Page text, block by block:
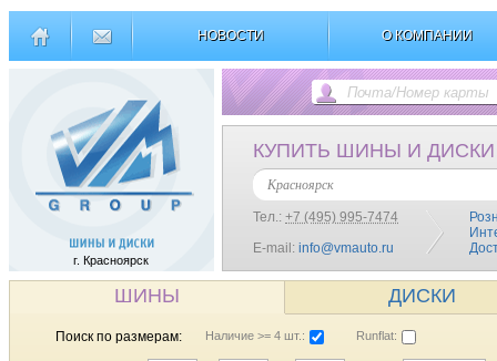
НОВОСТИ О КОМПАНИИ
г. Красноярск
КУПИТЬ ШИНЫ И ДИСКИ
Красноярск
Тел.: +7 (495) 995-7474
E-mail: info@vmauto.ru
ШИНЫ ДИСКИ
Поиск по размерам: Наличие >= 4 шт.: Runflat: